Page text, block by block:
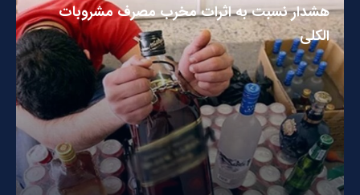
هشدار نسبت به اثرات مخرب مصرف مشروبات
الکلی